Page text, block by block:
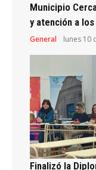
Municipio
y atención a
General lunes 10
Finalizó la